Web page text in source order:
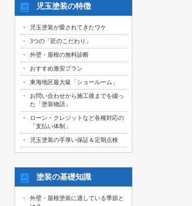
2026/08/01
名古屋市名東区のお客様より、換気ファ
2026/08/01
名古屋市東区のお客様より、外壁その他
塗装工事の御見積依頼を頂きました！
2026/08/01
名古屋市天白区のお客様より、屋根外壁
その他塗装、ベランダ防水工事の御見積
依頼を頂きました！
2026/07/31
名古屋市東区のお客様より、原状回復工
事の御見積依頼を頂きました！
2026/07/31
2026/07/31
塗装工事の御見積依頼を頂きました！
児玉塗装の特徴
児玉塗装が愛されてきたワケ
3つの「匠のこだわり」
外壁・屋根の無料診断
おすすめ激安プラン
東海地区最大級「ショールーム」
お問い合わせから施工後までを綴っ
た「塗装物語」
ローン・クレジットなど各種対応の
「支払い体制」
児玉塗装の手厚い保証＆定期点検
塗装の基礎知識
外壁・屋根塗装に適している季節と